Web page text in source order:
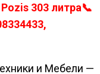
303 литра📞
и Мебели —